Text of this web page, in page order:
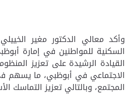
وأكد معالي الدكتور مغير
السكنية للمواطنين في إمارة
القيادة الرشيدة على تعزيز
الاجتماعي في أبوظبي، ما يسهم
المجتمع، وبالتالي تعزيز التماسك